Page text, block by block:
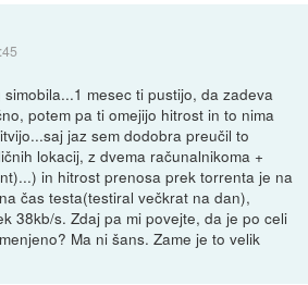
mesec ti pustijo, da zadeva
potem pa ti omejijo hitrost in to nima
jaz sem dodobra preučil to
lokacij, z dvema računalnikoma +
in hitrost prenosa prek torrenta je na
čas testa(testiral večkrat na dan),
38kb/s. Zdaj pa mi povejte, da je po celi
Ma ni šans. Zame je to velik